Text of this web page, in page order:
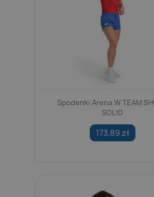
Spodenki Arena W TEAM
SOLID
173,89 zł